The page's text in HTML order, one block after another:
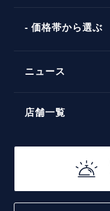
ラインメレ
シンプル
モード
エレガント
価格帯から選ぶ
30万円台～
20万円台～
10万円台～
ニュース
店舗一覧
函館店